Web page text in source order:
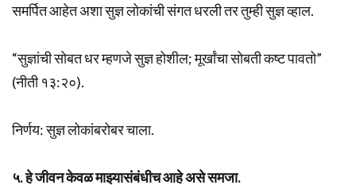
समर्पित आहेत अशा सुज्ञ लोकांची संगत धरली तर तुम्ही सुज्ञ व्हाल.
“सुज्ञांची सोबत धर म्हणजे सुज्ञ होशील; मूर्खांचा सोबती कष्ट पावतो”
(नीती १३:२०).
निर्णय: सुज्ञ लोकांबरोबर चाला.
५. हे जीवन केवळ माझ्यासंबंधीच आहे असे समजा.